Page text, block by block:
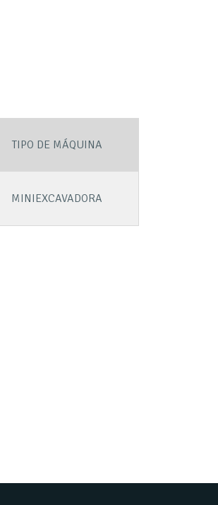
TIPO DE MÁQUINA
MINIEXCAVADORA